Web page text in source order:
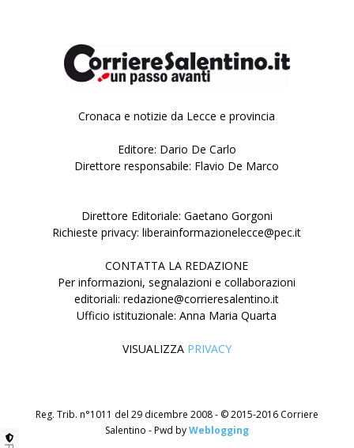
Cronaca e notizie da Lecce e provincia
Editore: Dario De Carlo
Direttore responsabile: Flavio De Marco
Direttore Editoriale: Gaetano Gorgoni
Richieste privacy: liberainformazionelecce@pec.it
CONTATTA LA REDAZIONE
Per informazioni, segnalazioni e collaborazioni
editoriali: redazione@corrieresalentino.it
Ufficio istituzionale: Anna Maria Quarta
VISUALIZZA PRIVACY
Reg. Trib. n°1011 del 29 dicembre 2008 - © 2015-2016 Corriere
Salentino - Pwd byWeblogging